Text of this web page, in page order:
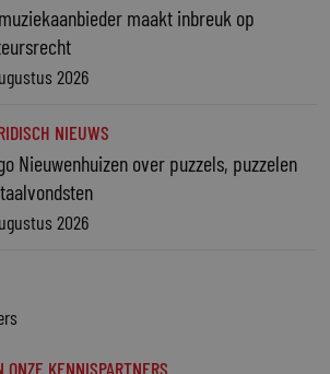
maakt inbreuk op
2026
NIEUWS
Nieuwenhuizen over puzzels, puzzelen
2026
ONZE KENNISPARTNERS